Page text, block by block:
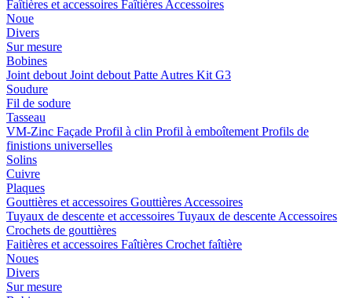
Faîtières et accessoires Faîtières Accessoires
Noue
Divers
Sur mesure
Bobines
Joint debout Joint debout Patte Autres Kit G3
Soudure
Fil de sodure
Tasseau
VM-Zinc Façade Profil à clin Profil à emboîtement Profils de
finistions universelles
Solins
Cuivre
Plaques
Gouttières et accessoires Gouttières Accessoires
Tuyaux de descente et accessoires Tuyaux de descente Accessoires
Crochets de gouttières
Faitières et accessoires Faîtières Crochet faîtière
Noues
Divers
Sur mesure